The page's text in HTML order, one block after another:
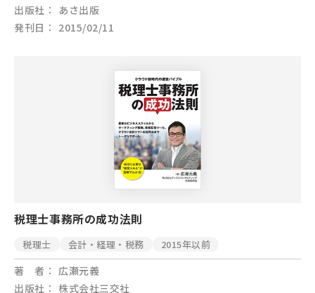
出版社
あさ出版
発刊日
2015/02/11
税理士事務所の成功法則
税理士 会計・経理・税務 2015年以前
著 者
広瀬元義
出版社
株式会社三交社